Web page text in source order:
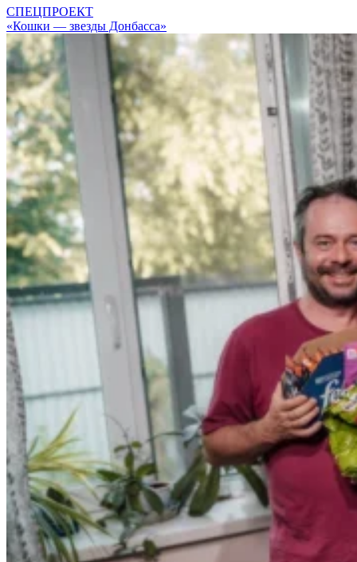
СПЕЦПРОЕКТ
«Кошки — звезды Донбасса»